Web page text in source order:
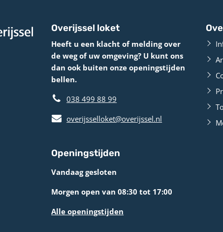
Overijssel loket
Heeft u een klacht of melding over
de weg of uw omgeving? U kunt ons
dan ook buiten onze openingstijden
bellen.
038 499 88 99
overijsselloket@overijssel.nl
Openingstijden
Vandaag gesloten
Morgen open van 08:30 tot 17:00
Alle openingstijden